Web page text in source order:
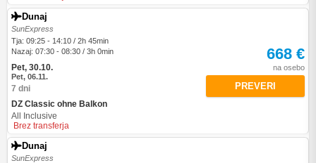
Dunaj
SunExpress
Tja: 09:25 - 14:10 / 2h 45min
Nazaj: 07:30 - 08:30 / 3h 0min
Pet, 30.10.
Pet, 06.11.
7 dni
DZ Classic ohne Balkon
All Inclusive
Brez transferja
668 €
na osebo
PREVERI
Dunaj
SunExpress